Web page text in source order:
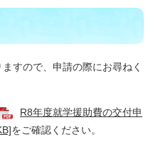
すので、申請の際にお尋ねく
R8年度就学援助費の交付申
をご確認ください。